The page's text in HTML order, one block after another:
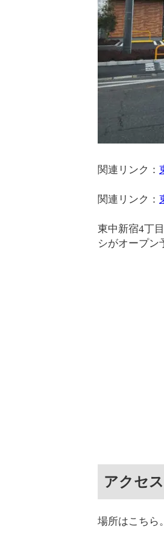
関連リンク：
関連リンク：
東中新宿4丁
シがオープン
アクセ
場所はこちら。